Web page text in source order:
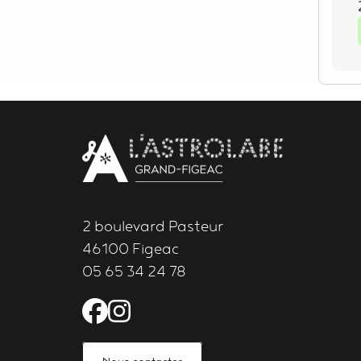
2 boulevard Pasteur
46100 Figeac
05 65 34 24 78
Facebook de l'Astrolabe
Instagram de